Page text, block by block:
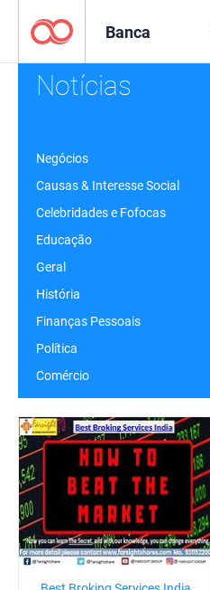
Banca
Notícias
Negócios
Causas & Interesse Social
Celebridades e Fofocas
Educação
Geral
História
Finanças Pessoais
Política
Comércio